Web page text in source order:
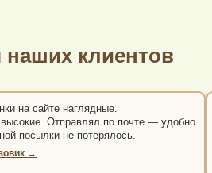
клиентов
на сайте наглядные.
Отправлял по почте — удобно.
посылки не потерялось.
→